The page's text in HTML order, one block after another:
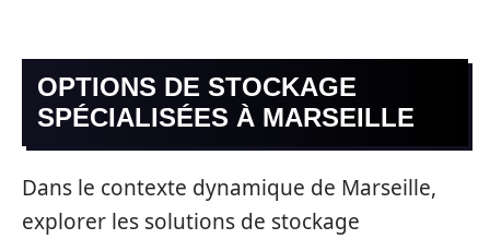
OPTIONS DE STOCKAGE
SPÉCIALISÉES À MARSEILLE
Dans le contexte dynamique de Marseille,
explorer les solutions de stockage